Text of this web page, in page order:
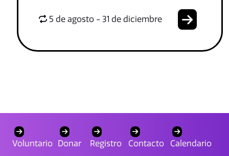
5 de agosto - 31 de diciembre
Voluntario Donar Registro Contacto Calendario